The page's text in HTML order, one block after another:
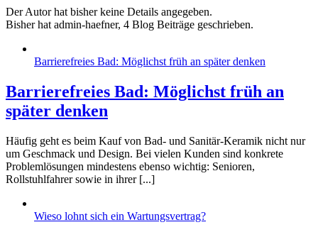
Der Autor hat bisher keine Details angegeben.
Bisher hat admin-haefner, 4 Blog Beiträge geschrieben.
Barrierefreies Bad: Möglichst früh an später denken
Barrierefreies Bad: Möglichst früh an
später denken
Häufig geht es beim Kauf von Bad- und Sanitär-Keramik nicht nur
um Geschmack und Design. Bei vielen Kunden sind konkrete
Problemlösungen mindestens ebenso wichtig: Senioren,
Rollstuhlfahrer sowie in ihrer [...]
Wieso lohnt sich ein Wartungsvertrag?